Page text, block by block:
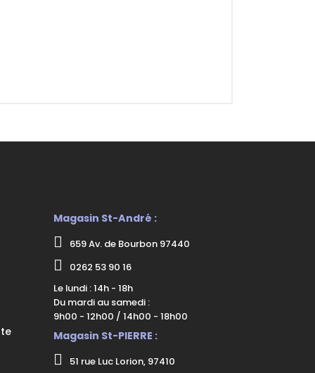
Magasin St-André :
659 Av. de Bourbon 97440
0262 53 90 16
Le lundi : 14h - 18h
Du mardi au samedi :
9h00 - 12h00 / 14h00 - 18h00
Magasin St-PIERRE :
51 rue Luc Lorion, 97410